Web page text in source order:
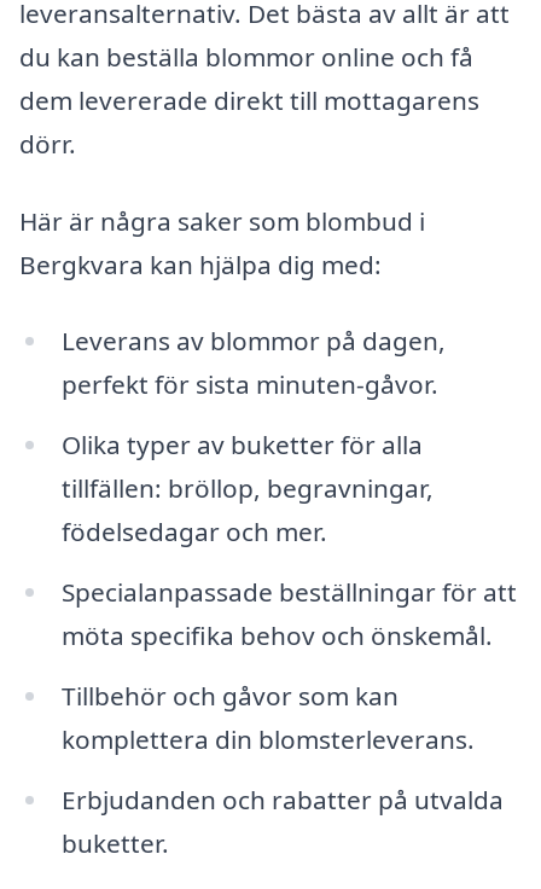
leveransalternativ. Det bästa av allt är att
du kan beställa blommor online och få
dem levererade direkt till mottagarens
dörr.
Här är några saker som blombud i
Bergkvara kan hjälpa dig med:
Leverans av blommor på dagen,
perfekt för sista minuten-gåvor.
Olika typer av buketter för alla
tillfällen: bröllop, begravningar,
födelsedagar och mer.
Specialanpassade beställningar för att
möta specifika behov och önskemål.
Tillbehör och gåvor som kan
komplettera din blomsterleverans.
Erbjudanden och rabatter på utvalda
buketter.